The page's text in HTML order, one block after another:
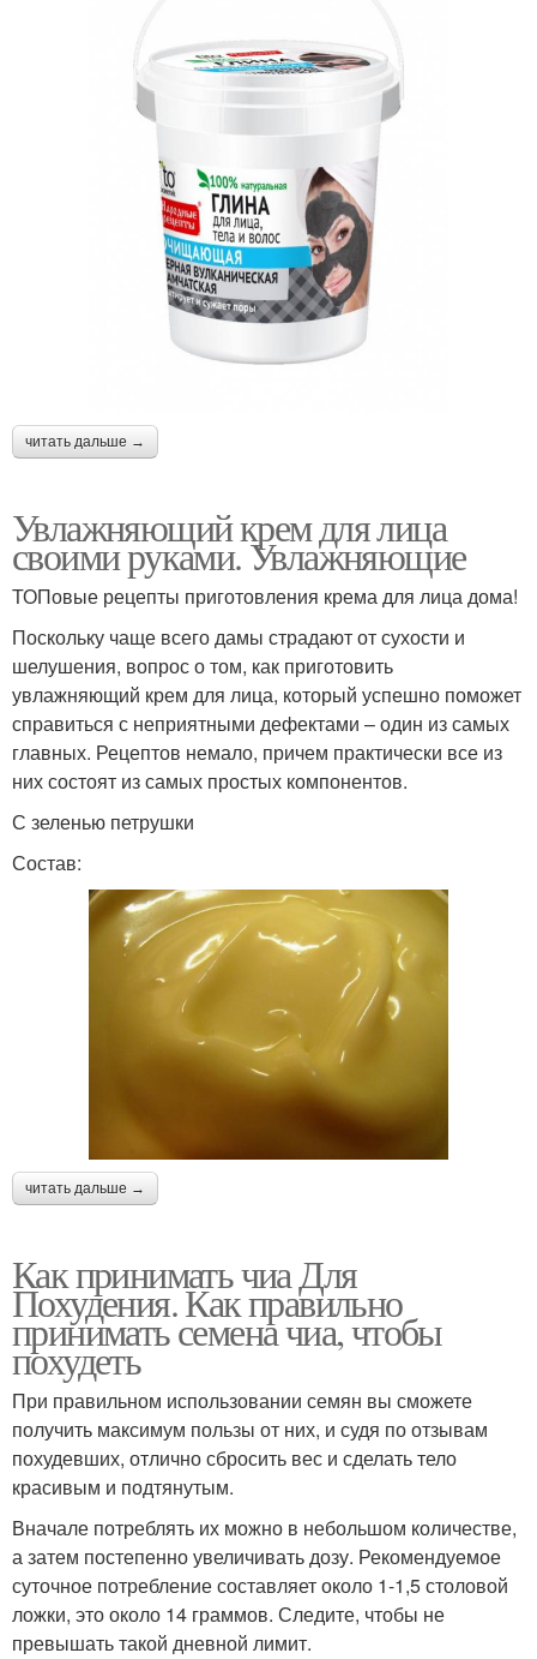
читать дальше →
Увлажняющий крем для лица
своими руками. Увлажняющие
ТОПовые рецепты приготовления крема для лица дома!
Поскольку чаще всего дамы страдают от сухости и
шелушения, вопрос о том, как приготовить
увлажняющий крем для лица, который успешно поможет
справиться с неприятными дефектами – один из самых
главных. Рецептов немало, причем практически все из
них состоят из самых простых компонентов.
С зеленью петрушки
Состав:
читать дальше →
Как принимать чиа Для
Похудения. Как правильно
принимать семена чиа, чтобы
похудеть
При правильном использовании семян вы сможете
получить максимум пользы от них, и судя по отзывам
похудевших, отлично сбросить вес и сделать тело
красивым и подтянутым.
Вначале потреблять их можно в небольшом количестве,
а затем постепенно увеличивать дозу. Рекомендуемое
суточное потребление составляет около 1-1,5 столовой
ложки, это около 14 граммов. Следите, чтобы не
превышать такой дневной лимит.